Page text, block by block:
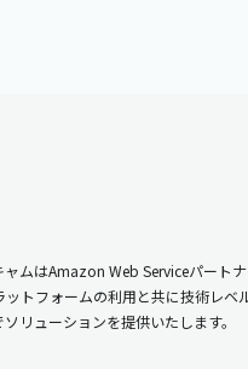
ムはAmazon Web Serviceパート
ットフォームの利用と共に技術レ
リューションを提供いたします。